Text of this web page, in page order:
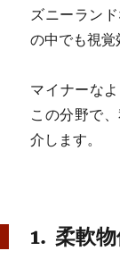
ズニーラン
の中でも視覚
マイナーな
この分野で
介します。
1. 柔軟